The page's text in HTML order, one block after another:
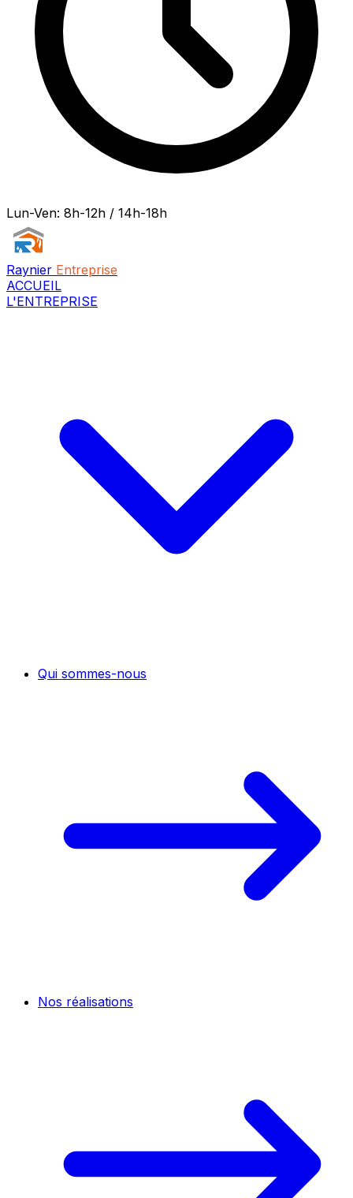
Lun-Ven: 8h-12h / 14h-18h
Raynier Entreprise
ACCUEIL
L'ENTREPRISE
Qui sommes-nous
Nos réalisations